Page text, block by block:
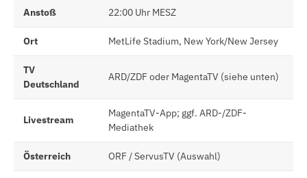
Anstoß 22:00 Uhr MESZ
Ort MetLife Stadium, New York/New Jersey
TV
Deutschland
ARD/ZDF oder MagentaTV (siehe unten)
Livestream
MagentaTV-App; ggf. ARD-/ZDF-
Mediathek
Österreich ORF / ServusTV (Auswahl)